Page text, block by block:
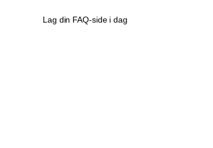
Lag din FAQ-side i dag